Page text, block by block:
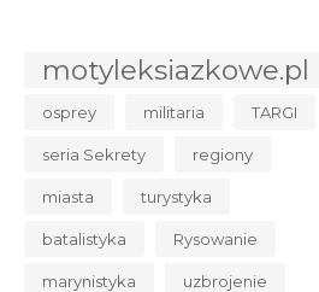
motyleksiazkowe.pl
osprey militaria TARGI
seria Sekrety regiony
miasta turystyka
batalistyka Rysowanie
marynistyka uzbrojenie